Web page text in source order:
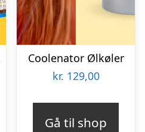
Coolenator Ølkøler
kr. 129,00
Gå til shop